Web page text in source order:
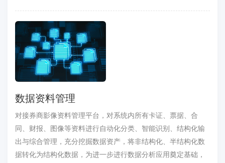
数据资料管理
对接券商影像资料管理平台，对系统内所有卡证、票据、合
同、财报、图像等资料进行自动化分类、智能识别、结构化输
出与综合管理，充分挖掘数据资产，将非结构化、半结构化数
据转化为结构化数据，为进一步进行数据分析应用奠定基础，